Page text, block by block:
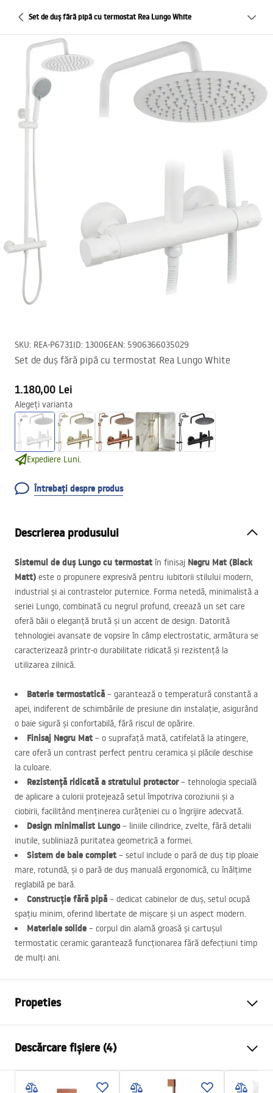
Set de duș fără pipă cu termostat Rea Lungo White
SKU: REA-P6731ID: 13006EAN: 5906366035029
Set de duș fără pipă cu termostat Rea Lungo White
1.180,00 Lei
Alegeți varianta
Expediere Luni.
Întrebați despre produs
Descrierea produsului
Sistemul de duș Lungo cu termostat în finisaj Negru Mat (Black
Matt) este o propunere expresivă pentru iubitorii stilului modern,
industrial și ai contrastelor puternice. Forma netedă, minimalistă a
seriei Lungo, combinată cu negrul profund, creează un set care
oferă băii o eleganță brută și un accent de design. Datorită
tehnologiei avansate de vopsire în câmp electrostatic, armătura se
caracterizează printr-o durabilitate ridicată și rezistență la
utilizarea zilnică.
Baterie termostatică – garantează o temperatură constantă a
apei, indiferent de schimbările de presiune din instalație, asigurând
o baie sigură și confortabilă, fără riscul de opărire.
Finisaj Negru Mat – o suprafață mată, catifelată la atingere,
care oferă un contrast perfect pentru ceramica și plăcile deschise
la culoare.
Rezistență ridicată a stratului protector– tehnologia specială
de aplicare a culorii protejează setul împotriva coroziunii și a
ciobirii, facilitând menținerea curățeniei cu o îngrijire adecvată.
Design minimalist Lungo– liniile cilindrice, zvelte, fără detalii
inutile, subliniază puritatea geometrică a formei.
Sistem de baie complet – setul include o pară de duș tip ploaie
mare, rotundă, și o pară de duș manuală ergonomică, cu înălțime
reglabilă pe bară.
Construcție fără pipă – dedicat cabinelor de duș, setul ocupă
spațiu minim, oferind libertate de mișcare și un aspect modern.
Materiale solide – corpul din alamă groasă și cartușul
termostatic ceramic garantează funcționarea fără defecțiuni timp
de mulți ani.
Propeties
Material
Tip baterie
Termostatată
Descărcare fișiere (4)
Informații de siguranță